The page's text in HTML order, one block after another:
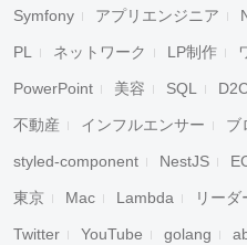
Symfony アプリエンジニア
PL ネットワーク LP制作
PowerPoint 美容 SQL
不動産 インフルエンサー ブ
styled-component NestJS
東京 Mac Lambda リーダ
Twitter YouTube golang